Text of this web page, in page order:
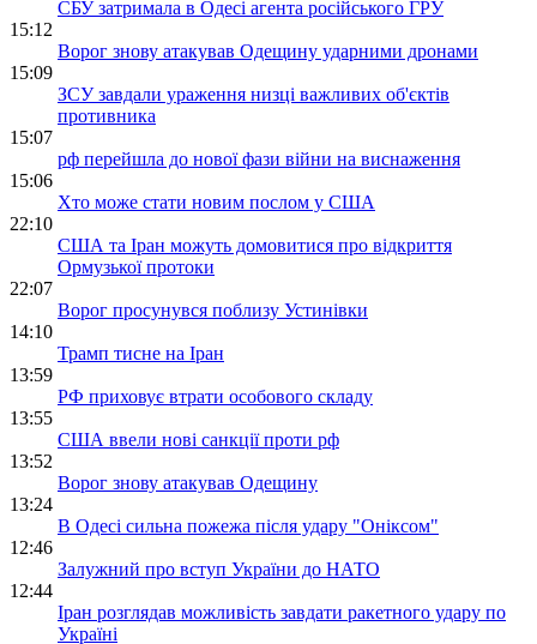
СБУ затримала в Одесі агента російського ГРУ
15:12
Ворог знову атакував Одещину ударними дронами
15:09
ЗСУ завдали ураження низці важливих об'єктів
противника
15:07
рф перейшла до нової фази війни на виснаження
15:06
Хто може стати новим послом у США
22:10
США та Іран можуть домовитися про відкриття
Ормузької протоки
22:07
Ворог просунувся поблизу Устинівки
14:10
Трамп тисне на Іран
13:59
РФ приховує втрати особового складу
13:55
США ввели нові санкції проти рф
13:52
Ворог знову атакував Одещину
13:24
В Одесі сильна пожежа після удару "Оніксом"
12:46
Залужний про вступ України до НАТО
12:44
Іран розглядав можливість завдати ракетного удару по
Україні